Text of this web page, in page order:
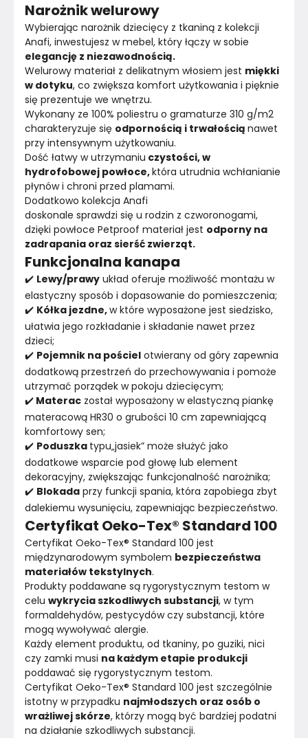
Narożnik welurowy
Wybierając narożnik dziecięcy z tkaniną z kolekcji
Anafi, inwestujesz w mebel, który łączy w sobie
elegancję z niezawodnością.
Welurowy materiał z delikatnym włosiem jest miękki
w dotyku, co zwiększa komfort użytkowania i pięknie
się prezentuje we wnętrzu.
Wykonany ze 100% poliestru o gramaturze 310 g/m2
charakteryzuje się odpornością i trwałością nawet
przy intensywnym użytkowaniu.
Dość łatwy w utrzymaniu czystości, w
hydrofobowej powłoce, która utrudnia wchłanianie
płynów i chroni przed plamami.
Dodatkowo kolekcja Anafi
doskonale sprawdzi się u rodzin z czworonogami,
dzięki powłoce Petproof materiał jest odporny na
zadrapania oraz sierść zwierząt.
Funkcjonalna kanapa
✔️ Lewy/prawy układ oferuje możliwość montażu w
elastyczny sposób i dopasowanie do pomieszczenia;
✔️ Kółka jezdne, w które wyposażone jest siedzisko,
ułatwia jego rozkładanie i składanie nawet przez
dzieci;
✔️ Pojemnik na pościel otwierany od góry zapewnia
dodatkową przestrzeń do przechowywania i pomoże
utrzymać porządek w pokoju dziecięcym;
✔️ Materac został wyposażony w elastyczną piankę
materacową HR30 o grubości 10 cm zapewniającą
komfortowy sen;
✔️ Poduszka typu„jasiek” może służyć jako
dodatkowe wsparcie pod głowę lub element
dekoracyjny, zwiększając funkcjonalność narożnika;
✔️ Blokada przy funkcji spania, która zapobiega zbyt
dalekiemu wysunięciu, zapewniając bezpieczeństwo.
Certyfikat Oeko-Tex® Standard 100
Certyfikat Oeko-Tex® Standard 100 jest
międzynarodowym symbolem bezpieczeństwa
materiałów tekstylnych.
Produkty poddawane są rygorystycznym testom w
celu wykrycia szkodliwych substancji, w tym
formaldehydów, pestycydów czy substancji, które
mogą wywoływać alergie.
Każdy element produktu, od tkaniny, po guziki, nici
czy zamki musi na każdym etapie produkcji
poddawać się rygorystycznym testom.
Certyfikat Oeko-Tex® Standard 100 jest szczególnie
istotny w przypadku najmłodszych oraz osób o
wrażliwej skórze, którzy mogą być bardziej podatni
na działanie szkodliwych substancji.